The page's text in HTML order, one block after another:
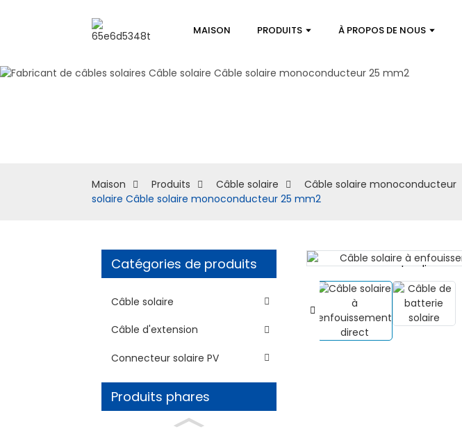
MAISON PRODUITS À PROPOS DE NOUS
Maison Produits Câble solaire Câble solaire monoconducteur
solaire Câble solaire monoconducteur 25 mm2
Catégories de produits
Câble solaire
Câble d'extension
Connecteur solaire PV
Produits phares
Loading...
Loading... Loading...
Loading...